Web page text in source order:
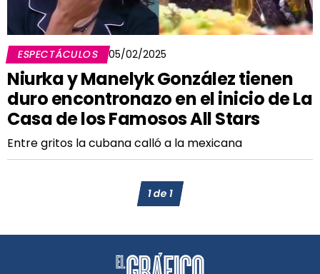
ESPECTÁCULOS 05/02/2025
Niurka y Manelyk González tienen
duro encontronazo en el inicio de La
Casa de los Famosos All Stars
Entre gritos la cubana calló a la mexicana
1de1